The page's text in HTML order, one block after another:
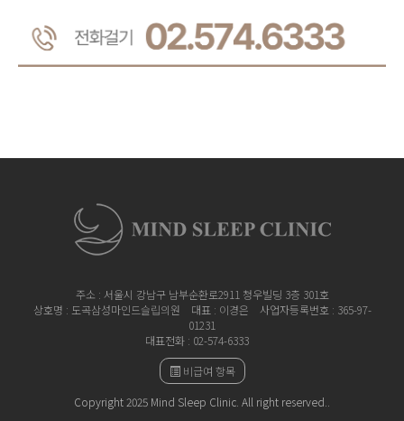
주소 : 서울시 강남구 남부순환로2911 청우빌딩 3층 301호
상호명 : 도곡삼성마인드슬립의원 대표 : 이경은 사업자등록번호 : 365-97-
01231
대표전화 : 02-574-6333
비급여 항목
Copyright 2025 Mind Sleep Clinic. All right reserved..